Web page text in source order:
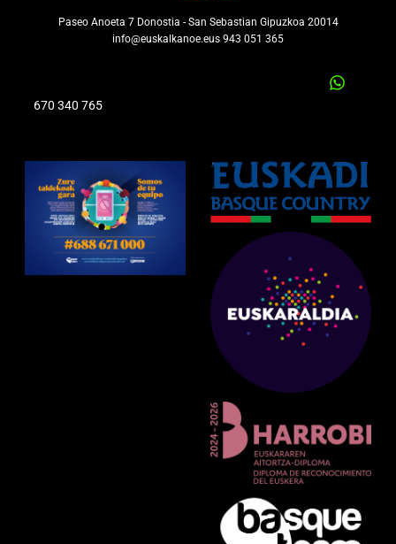
Paseo Anoeta 7 Donostia - San Sebastian Gipuzkoa 20014
info@euskalkanoe.eus 943 051 365
670 340 765